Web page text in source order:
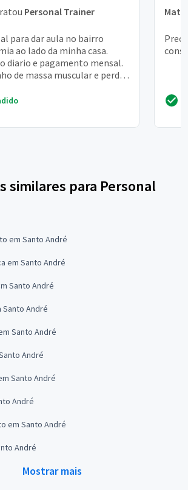
Personal Trainer
para dar aula no bairro
ao lado da minha casa.
diario e pagamento mensal.
de massa muscular e perder
similares para Personal
em Santo André
em Santo André
Santo André
André
Santo André
André
Santo André
André
em Santo André
André
Mostrar mais